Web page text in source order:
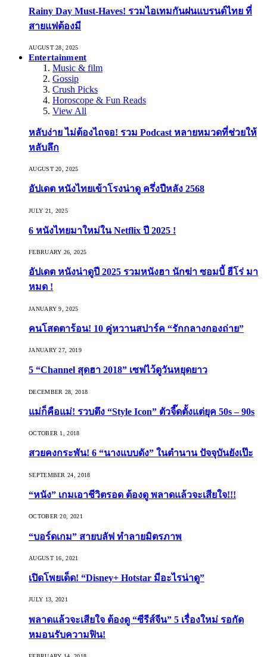
Rainy Day Must-Haves! รวมไอเทมกันฝนแบรนด์ไทย ที่
สายแฟต้องมี
AUGUST 28, 2025
Entertainment
Music & film
Gossip
Crush Picks
Horoscope & Fun Reads
View All
หลับง่าย ไม่ต้องไถจอ! รวม Podcast หลายหมวดที่ช่วยให้
หลับลึก
AUGUST 20, 2025
อัปเดต หนังไทยเข้าโรงน่าดู ครึ่งปีหลัง 2568
JULY 21, 2025
6 หนังไทยมาใหม่ใน Netflix ปี 2025 !
FEBRUARY 26, 2025
อัปเดต หนังน่าดูปี 2025 รวมหนังฮา นักฆ่า ซอมบี้ ฮีโร่ มา
หมด !
JANUARY 9, 2025
คนโสดตาร้อน! 10 คู่หวานสปาร์ค “รักกลางกองถ่าย”
JANUARY 27, 2019
5 “Channel สุดฮา 2018” เซฟไว้ดูวันหยุดยาว
DECEMBER 28, 2018
แม่ก็คือแม่! รวบตึง “Style Icon” ตัวจี๊ดตั้งแต่ยุค 50s – 90s
OCTOBER 1, 2018
สวยคงกระพัน! 6 “นางแบบดัง” ในตำนาน ปัจจุบันยังเป๊ะ
SEPTEMBER 24, 2018
“หนัง” เกมเอาชีวิตรอด ต้องดู พลาดแล้วจะเสียใจ!!!
OCTOBER 20, 2021
“บอร์ดเกม” สายบลัฟ ทำลายมิตรภาพ
AUGUST 16, 2021
เปิดโพยเด็ด! “Disney+ Hotstar มีอะไรน่าดู”
JULY 13, 2021
พลาดแล้วจะเสียใจ ต้องดู “ซีรีส์จีน” 5 เรื่องใหม่ รอกัด
หมอนรับความฟิน!